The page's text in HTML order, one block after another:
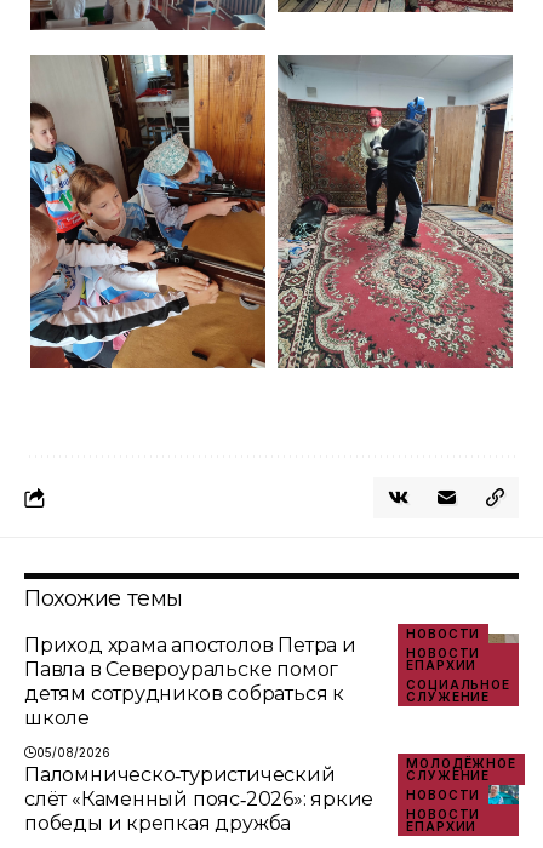
Похожие темы
НОВОСТИ
НОВОСТИ
ЕПАРХИИ
СОЦИАЛЬНОЕ
СЛУЖЕНИЕ
Приход храма апостолов Петра и
Павла в Североуральске помог
детям сотрудников собраться к
школе
05/08/2026
МОЛОДЁЖНОЕ
СЛУЖЕНИЕ
НОВОСТИ
НОВОСТИ
ЕПАРХИИ
Паломническо‑туристический
слёт «Каменный пояс‑2026»: яркие
победы и крепкая дружба